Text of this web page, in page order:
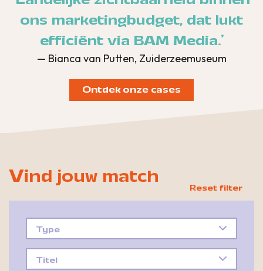
ons marketingbudget, dat lukt
efficiënt via BAM Media.'
— Bianca van Putten, Zuiderzeemuseum
Ontdek onze cases
Vind jouw match
Type
Titel